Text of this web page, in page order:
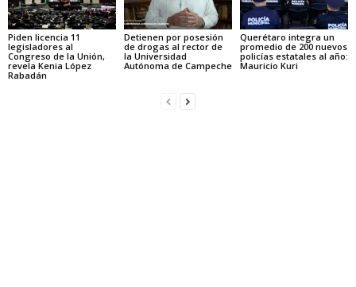
Piden licencia 11
legisladores al
Congreso de la Unión,
revela Kenia López
Rabadán
Detienen por posesión
de drogas al rector de
la Universidad
Autónoma de Campeche
Querétaro integra un
promedio de 200 nuevos
policías estatales al año:
Mauricio Kuri